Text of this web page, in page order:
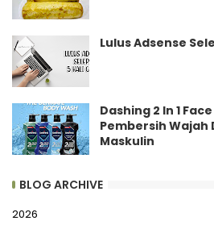
Lulus Adsense
Dashing 2 In 1
Pembersih Wajah
Maskulin
BLOG ARCHIVE
2026